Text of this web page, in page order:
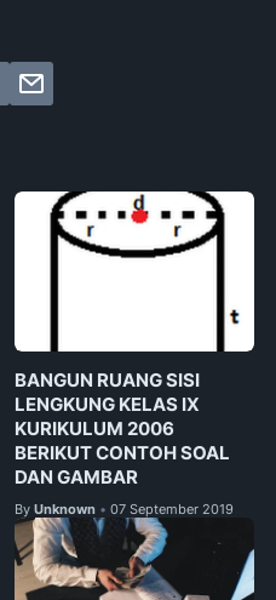
BANGUN RUANG SISI
LENGKUNG KELAS IX
KURIKULUM 2006
BERIKUT CONTOH SOAL
DAN GAMBAR
By Unknown • 07 September 2019